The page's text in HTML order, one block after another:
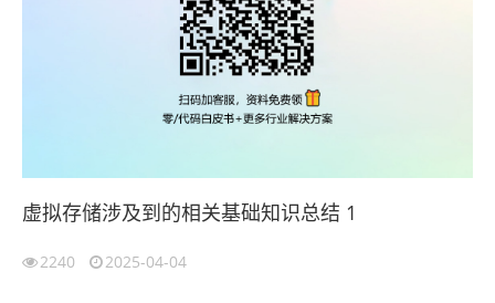
虚拟存储涉及到的相关基础知识总结 1
2240 2025-04-04